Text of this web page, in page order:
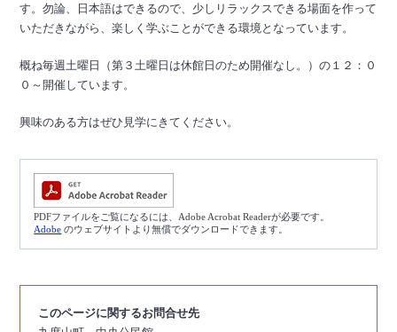
す。勿論、日本語はできるので、少しリラックスできる場面を作って
いただきながら、楽しく学ぶことができる環境となっています。
概ね毎週土曜日（第３土曜日は休館日のため開催なし。）の１２：０
０～開催しています。
興味のある方はぜひ見学にきてください。
PDFファイルをご覧になるには、Adobe Acrobat Readerが必要です。
Adobe のウェブサイトより無償でダウンロードできます。
このページに関するお問合せ先